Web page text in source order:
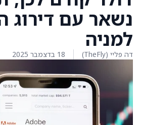
נשאר עם דירוג
למניה
דה פליי (TheFly) 18 בדצמבר 2025